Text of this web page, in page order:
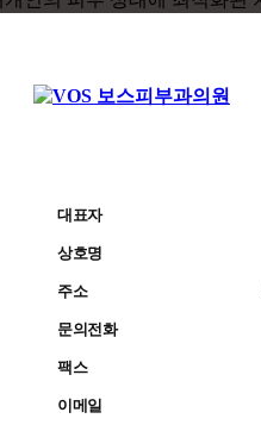
대표자
상호명
주소
문의전화
팩스
이메일